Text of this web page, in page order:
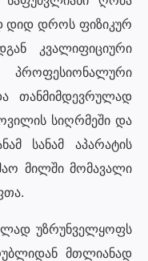
დიდ დროს ფიზიკურ
კვალიფიციური
პროფესიონალური
თანმიმდევრულად
სიღრმეში და
სანამ აპარატის
მილში მომავალი
უზრუნველყოფს
მთლიანად